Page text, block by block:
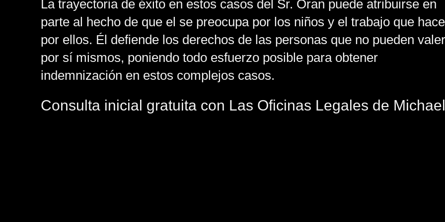
La trayectoria de éxito en estos casos del Sr. Oran puede atribuirse en
parte al hecho de que el se preocupa por los niños y el trabajo que hace
por ellos. Él defiende los derechos de las personas que no pueden
por sí mismos, poniendo todo esfuerzo posible para obtener
indemnización en estos complejos casos.
Consulta inicial gratuita con Las Oficinas Legales de Michael